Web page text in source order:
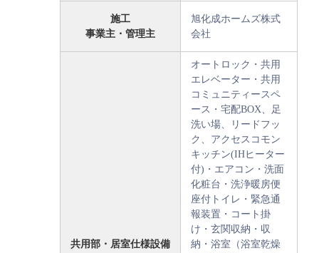
施工
事業主・管理主
旭化成ホームズ株式
会社
共用部・居室仕様設備
オートロック・共用
エレベーター・共用
コミュニティースペ
ース・宅配BOX、足
洗い場、リードフッ
ク、アクセスコモン
キッチン(IHヒーター
付)・エアコン・洗面
化粧台・洗浄暖房便
座付トイレ・緊急通
報装置・コート掛
け・玄関収納・収
納・浴室（浴室乾燥